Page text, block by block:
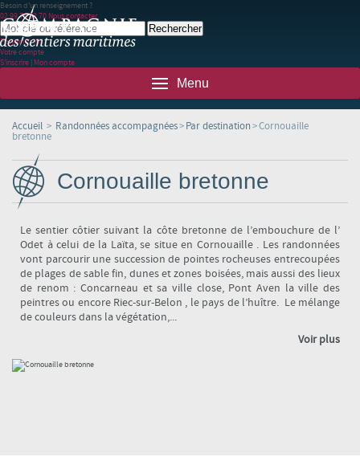
Besoin d'un renseignement ?
02 99 78 83 70 Nous contacter
Panier(0)(0)
Votre compte
S'inscrire | Mon compte
Menu
Accueil > Randonnées accompagnées>Par destination>Cornouaille
bretonne
Cornouaille bretonne
Le sentier côtier suivant la côte bretonne de l’embouchure de l’
Odet à celui de la Laïta, se situe en Cornouaille . Les randonnées
vont parcourir une succession de pointes rocheuses entrecoupées
de plages de sable fin, dunes et zones boisées, mais aussi des lieux
de renom : Concarneau et sa ville close, Pont Aven la ville des
peintres ou encore Riec-sur-Belon , le pays de l’huître. Le mélange
de couleurs dans la végétation,...
Voir plus